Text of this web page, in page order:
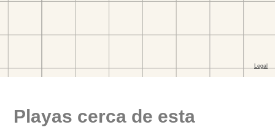
Playas cerca de esta